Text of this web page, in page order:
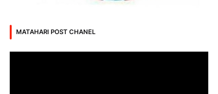
MATAHARI POST CHANEL